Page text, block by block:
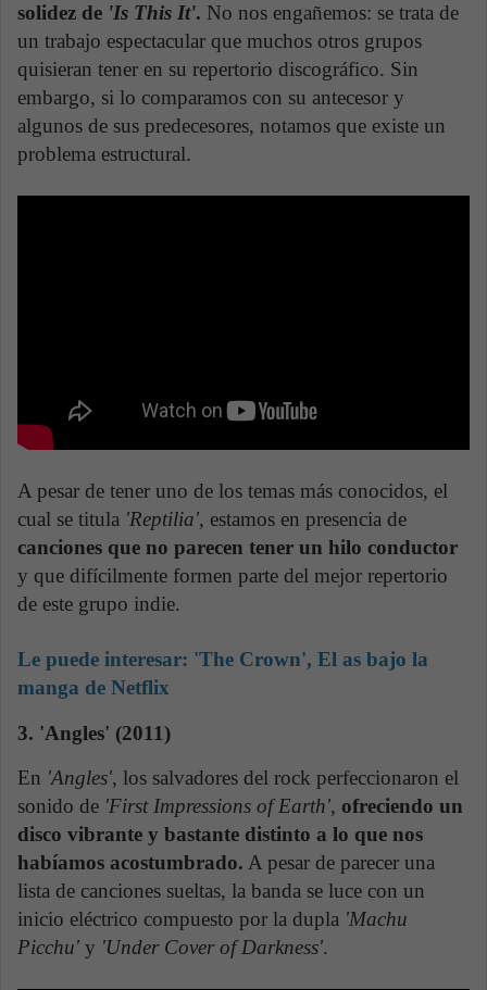
solidez de 'Is This It'. No nos engañemos: se trata de
un trabajo espectacular que muchos otros grupos
quisieran tener en su repertorio discográfico. Sin
embargo, si lo comparamos con su antecesor y
algunos de sus predecesores, notamos que existe un
problema estructural.
A pesar de tener uno de los temas más conocidos, el
cual se titula 'Reptilia', estamos en presencia de
canciones que no parecen tener un hilo conductor
y que difícilmente formen parte del mejor repertorio
de este grupo indie.
Le puede interesar: 'The Crown', El as bajo la
manga de Netflix
3. 'Angles' (2011)
En 'Angles', los salvadores del rock perfeccionaron el
sonido de 'First Impressions of Earth', ofreciendo un
disco vibrante y bastante distinto a lo que nos
habíamos acostumbrado. A pesar de parecer una
lista de canciones sueltas, la banda se luce con un
inicio eléctrico compuesto por la dupla 'Machu
Picchu' y 'Under Cover of Darkness'.